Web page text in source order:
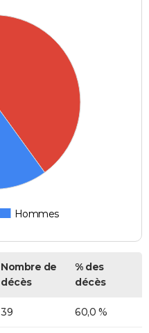
Hommes
Nombre de
décès
% des
décès
39 60,0 %